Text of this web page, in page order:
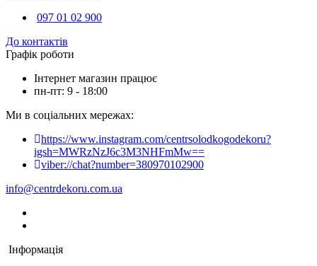
097 01 02 900
До контактів
Графік роботи
Інтернет магазин працює
пн-пт: 9 - 18:00
Ми в соціальних мережах:
https://www.instagram.com/centrsolodkogodekoru?
igsh=MWRzNzJ6c3M3NHFmMw==
viber://chat?number=380970102900
info@centrdekoru.com.ua
Інформація